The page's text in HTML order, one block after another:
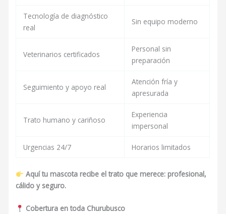
Tecnología de diagnóstico
real
Sin equipo moderno
Veterinarios certificados
Personal sin
preparación
Seguimiento y apoyo real
Atención fría y
apresurada
Trato humano y cariñoso
Experiencia
impersonal
Urgencias 24/7 Horarios limitados
Aquí tu mascota recibe el trato que merece: profesional,
cálido y seguro.
Cobertura en toda Churubusco